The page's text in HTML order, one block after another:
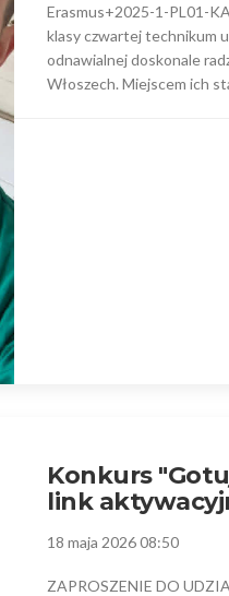
Erasmus+2025-1-PL01-
klasy czwartej technikum
odnawialnej doskonale
Włoszech. Miejscem ich
Konkurs
link
18 maja 2026 08:50
ZAPROSZENIE DO